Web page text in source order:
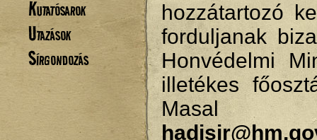
Kutatósarok
Utazások
Sírgondozás
hozzátartozó
forduljanak
Honvédelmi
illetékes
Masal